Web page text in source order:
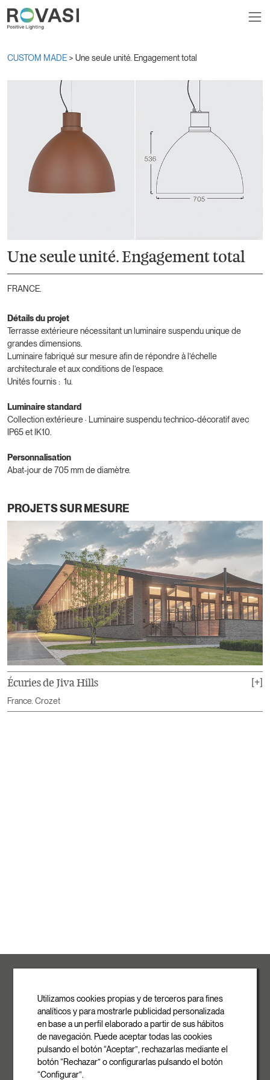
CUSTOM MADE > Une seule unité. Engagement total
Une seule unité. Engagement total
FRANCE.
Détails du projet
Terrasse extérieure nécessitant un luminaire suspendu unique de
grandes dimensions.
Luminaire fabriqué sur mesure afin de répondre à l’échelle
architecturale et aux conditions de l’espace.
Unités fournis : 1u.
Luminaire standard
Collection extérieure · Luminaire suspendu technico-décoratif avec
IP65 et IK10.
Personnalisation
Abat-jour de 705 mm de diamètre.
PROJETS SUR MESURE
Écuries de Jiva Hills [+]
France. Crozet
Ronda de la Font Grossa, 15 Pol. Ind. La Gavarra
08540 Centelles | Barcelona
E-mail
info@rovasi.com
Téléphone
Utilizamos cookies propias y de terceros para fines
analíticos y para mostrarle publicidad personalizada
en base a un perfil elaborado a partir de sus hábitos
de navegación. Puede aceptar todas las cookies
pulsando el botón “Aceptar”, rechazarlas mediante el
botón “Rechazar” o configurarlas pulsando el botón
“Configurar”.